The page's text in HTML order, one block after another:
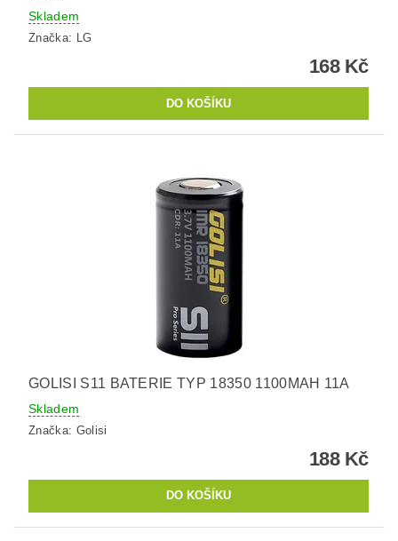
Skladem
Značka: LG
168 Kč
GOLISI S11 BATERIE TYP 18350 1100MAH 11A
Skladem
Značka: Golisi
188 Kč